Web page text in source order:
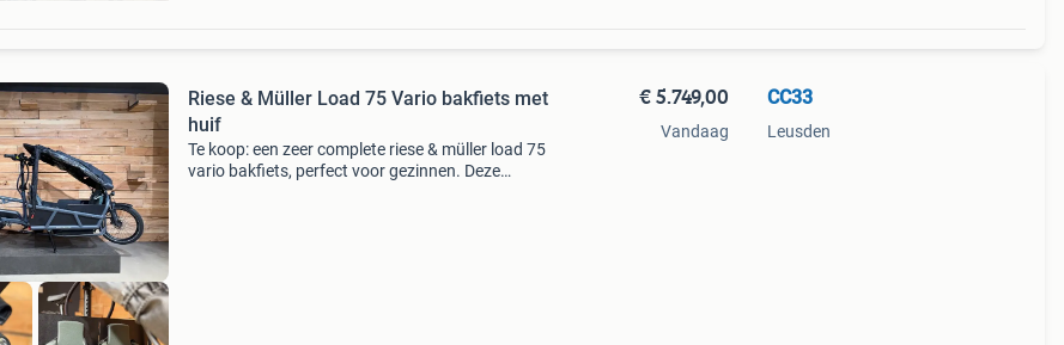
Riese & Müller Load 75 Vario bakfiets met
huif
Te koop: een zeer complete riese & müller load 75
vario bakfiets, perfect voor gezinnen. Deze
€ 5.749,00
Vandaag
CC33
Leusden